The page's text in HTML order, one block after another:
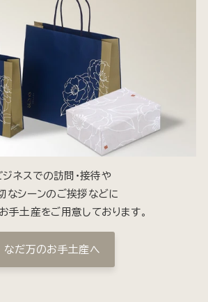
ジネスでの訪問・接待や
なシーンのご挨拶などに
手土産をご用意しております。
なだ万のお手土産へ